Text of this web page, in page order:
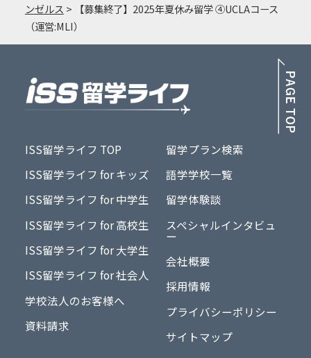
ンゼルス >
【募集終了】2025年夏休み留学 ④UCLAコース
（運営:MLI）
ISS留学ライフ TOP
ISS留学ライフ for キッズ
ISS留学ライフ for 中学生
ISS留学ライフ for 高校生
ISS留学ライフ for 大学生
ISS留学ライフ for 社会人
学校法人のお客様へ
資料請求
留学プラン検索
語学学校一覧
留学体験談
スペシャルインタビュ
ー
会社概要
採用情報
プライバシーポリシー
サイトマップ